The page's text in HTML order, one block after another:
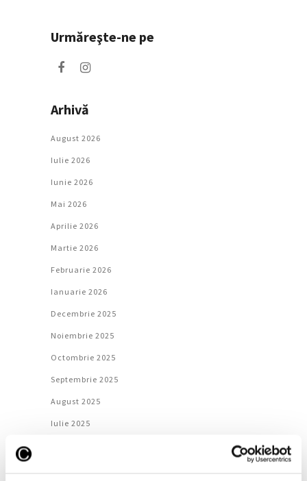
Urmăreşte-ne pe
Arhivă
August 2026
Iulie 2026
Iunie 2026
Mai 2026
Aprilie 2026
Martie 2026
Februarie 2026
Ianuarie 2026
Decembrie 2025
Noiembrie 2025
Octombrie 2025
Septembrie 2025
August 2025
Iulie 2025